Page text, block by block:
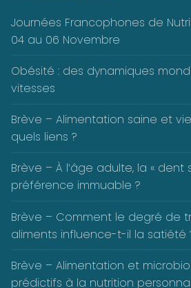
Journées Francophones de
04 au 06 Novembre
Obésité : des dynamiques
vitesses
Brève – Alimentation saine et
quels liens ?
Brève – À l’âge adulte, la « dent
préférence immuable ?
Brève – Comment le degré de
aliments influence-t-il la satiété
Brève – Alimentation et
prédictifs à la nutrition